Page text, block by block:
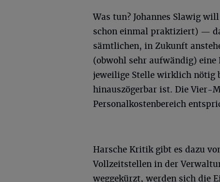
Was tun? Johannes Slawig
schon einmal praktiziert) —
sämtlichen, in Zukunft
(obwohl sehr aufwändig)
jeweilige Stelle wirklich nötig
hinauszögerbar ist. Die Vier-
Personalkostenbereich
Harsche Kritik gibt es dazu
Vollzeitstellen in der
weggekürzt, werden sich die